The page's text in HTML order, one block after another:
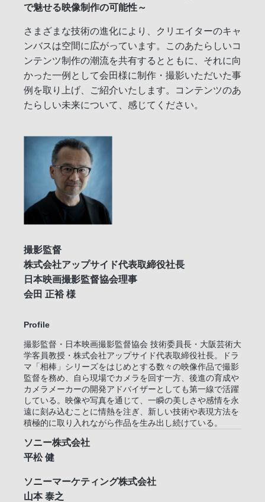
で魅せる映像制作の可能性～
さまざまな技術の進化により、クリエイターのキャ
ンバスは空間に広がっています。このあたらしいコ
ンテンツ制作の潮流を共有するとともに、それに向
かった一例として会田様に制作・撮影いただいた事
例を取り上げ、ご紹介いたします。コンテンツのあ
たらしい未来について、感じてください。
撮影監督
株式会社アップサイド代表取締役社長
日本映画撮影監督協会理事
会田 正裕 様
Profile
撮影監督・日本映画撮影監督協会 技術委員長・大阪芸術大
学客員教授・株式会社アップサイド代表取締役社長。ドラ
マ「相棒」シリーズをはじめとする数々の映像作品で撮影
監督を務め、自ら現場でカメラを回す一方、後進の育成や
カメラメーカーの開発アドバイザーとしても第一線で活躍
している。映像や写真を通じて、一瞬の美しさや感情を永
遠に刻み込むことに情熱を注ぎ、新しい技術や表現方法を
積極的に取り入れながら作品を生み出し続けている。
ソニー株式会社
平松 健
ソニーマーケティング株式会社
山本 泰之